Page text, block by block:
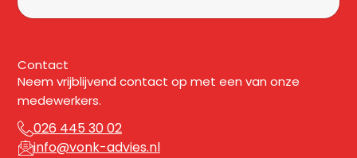
Contact
Neem vrijblijvend contact op met een van onze
medewerkers.
026 445 30 02
info@vonk-advies.nl